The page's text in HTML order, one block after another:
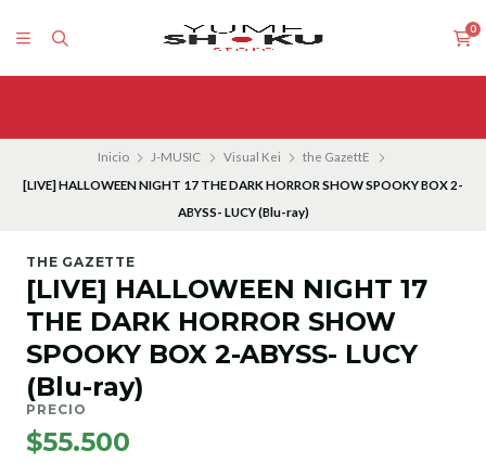
0
Inicio J-MUSIC Visual Kei
the GazettE
[LIVE] HALLOWEEN NIGHT 17 THE DARK HORROR SHOW SPOOKY BOX 2-
ABYSS- LUCY (Blu-ray)
THE GAZETTE
[LIVE] HALLOWEEN NIGHT 17
THE DARK HORROR SHOW
SPOOKY BOX 2-ABYSS- LUCY
(Blu-ray)
PRECIO
$55.500